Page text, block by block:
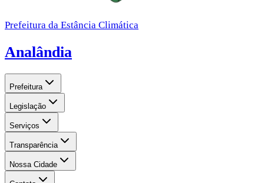
Prefeitura da Estância Climática
Analândia
Prefeitura
Legislação
Serviços
Transparência
Nossa Cidade